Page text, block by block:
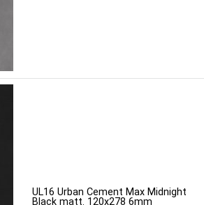
UL16 Urban Cement Max Midnight
Black matt. 120x278 6mm